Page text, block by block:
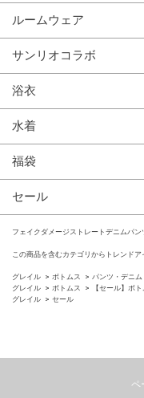
ルームウェア
サンリオコラボ
浴衣
水着
福袋
セール
フェイクダメージストレートデニムパン
この商品を含むカテゴリからトレンドア
グレイル ボトムス
パンツ・デニム
グレイル
ボトムス
【セール】ボト
グレイル
セール
ペ